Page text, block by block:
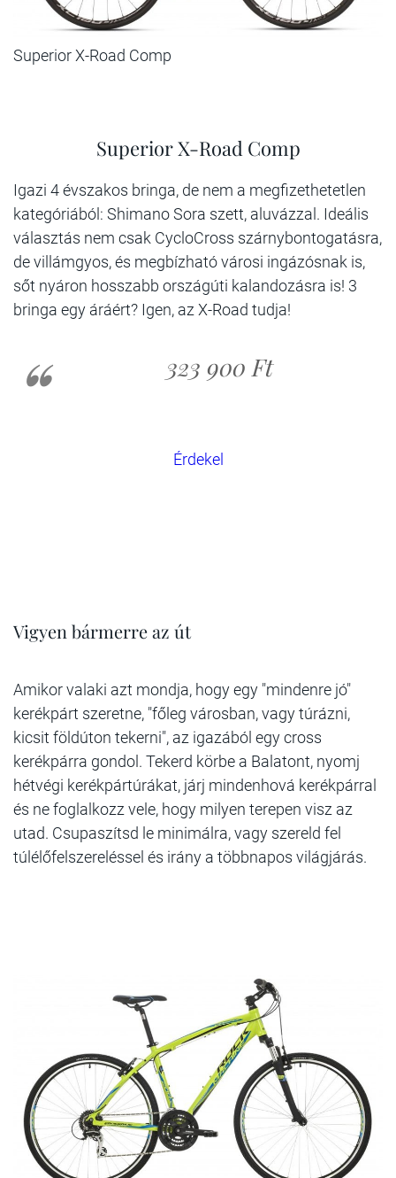
Superior X-Road Comp
Superior X-Road Comp
Igazi 4 évszakos bringa, de nem a megfizethetetlen
kategóriából: Shimano Sora szett, aluvázzal. Ideális
választás nem csak CycloCross szárnybontogatásra,
de villámgyos, és megbízható városi ingázósnak is,
sőt nyáron hosszabb országúti kalandozásra is! 3
bringa egy áráért? Igen, az X-Road tudja!
323 900 Ft
Érdekel
Vigyen bármerre az út
Amikor valaki azt mondja, hogy egy "mindenre jó"
kerékpárt szeretne, "főleg városban, vagy túrázni,
kicsit földúton tekerni", az igazából egy cross
kerékpárra gondol. Tekerd körbe a Balatont, nyomj
hétvégi kerékpártúrákat, járj mindenhová kerékpárral
és ne foglalkozz vele, hogy milyen terepen visz az
utad. Csupaszítsd le minimálra, vagy szereld fel
túlélőfelszereléssel és irány a többnapos világjárás.